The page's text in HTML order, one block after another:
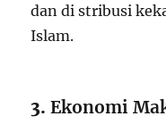
dan di stribusi
Islam.
3.Ekonomi